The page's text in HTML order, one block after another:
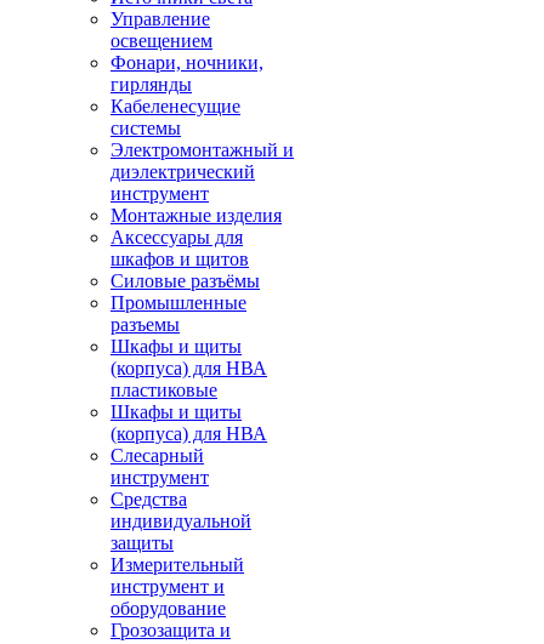
Управление
освещением
Фонари, ночники,
гирлянды
Кабеленесущие
системы
Электромонтажный и
диэлектрический
инструмент
Монтажные изделия
Аксессуары для
шкафов и щитов
Силовые разъёмы
Промышленные
разъемы
Шкафы и щиты
(корпуса) для НВА
пластиковые
Шкафы и щиты
(корпуса) для НВА
Слесарный
инструмент
Средства
индивидуальной
защиты
Измерительный
инструмент и
оборудование
Грозозащита и